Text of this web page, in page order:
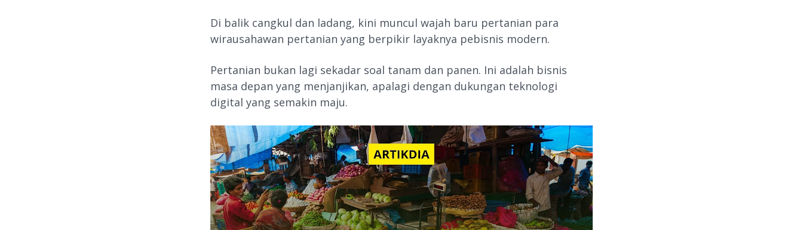
Di balik cangkul dan ladang, kini muncul wajah baru pertanian para
wirausahawan pertanian yang berpikir layaknya pebisnis modern.
Pertanian bukan lagi sekadar soal tanam dan panen. Ini adalah bisnis
masa depan yang menjanjikan, apalagi dengan dukungan teknologi
digital yang semakin maju.